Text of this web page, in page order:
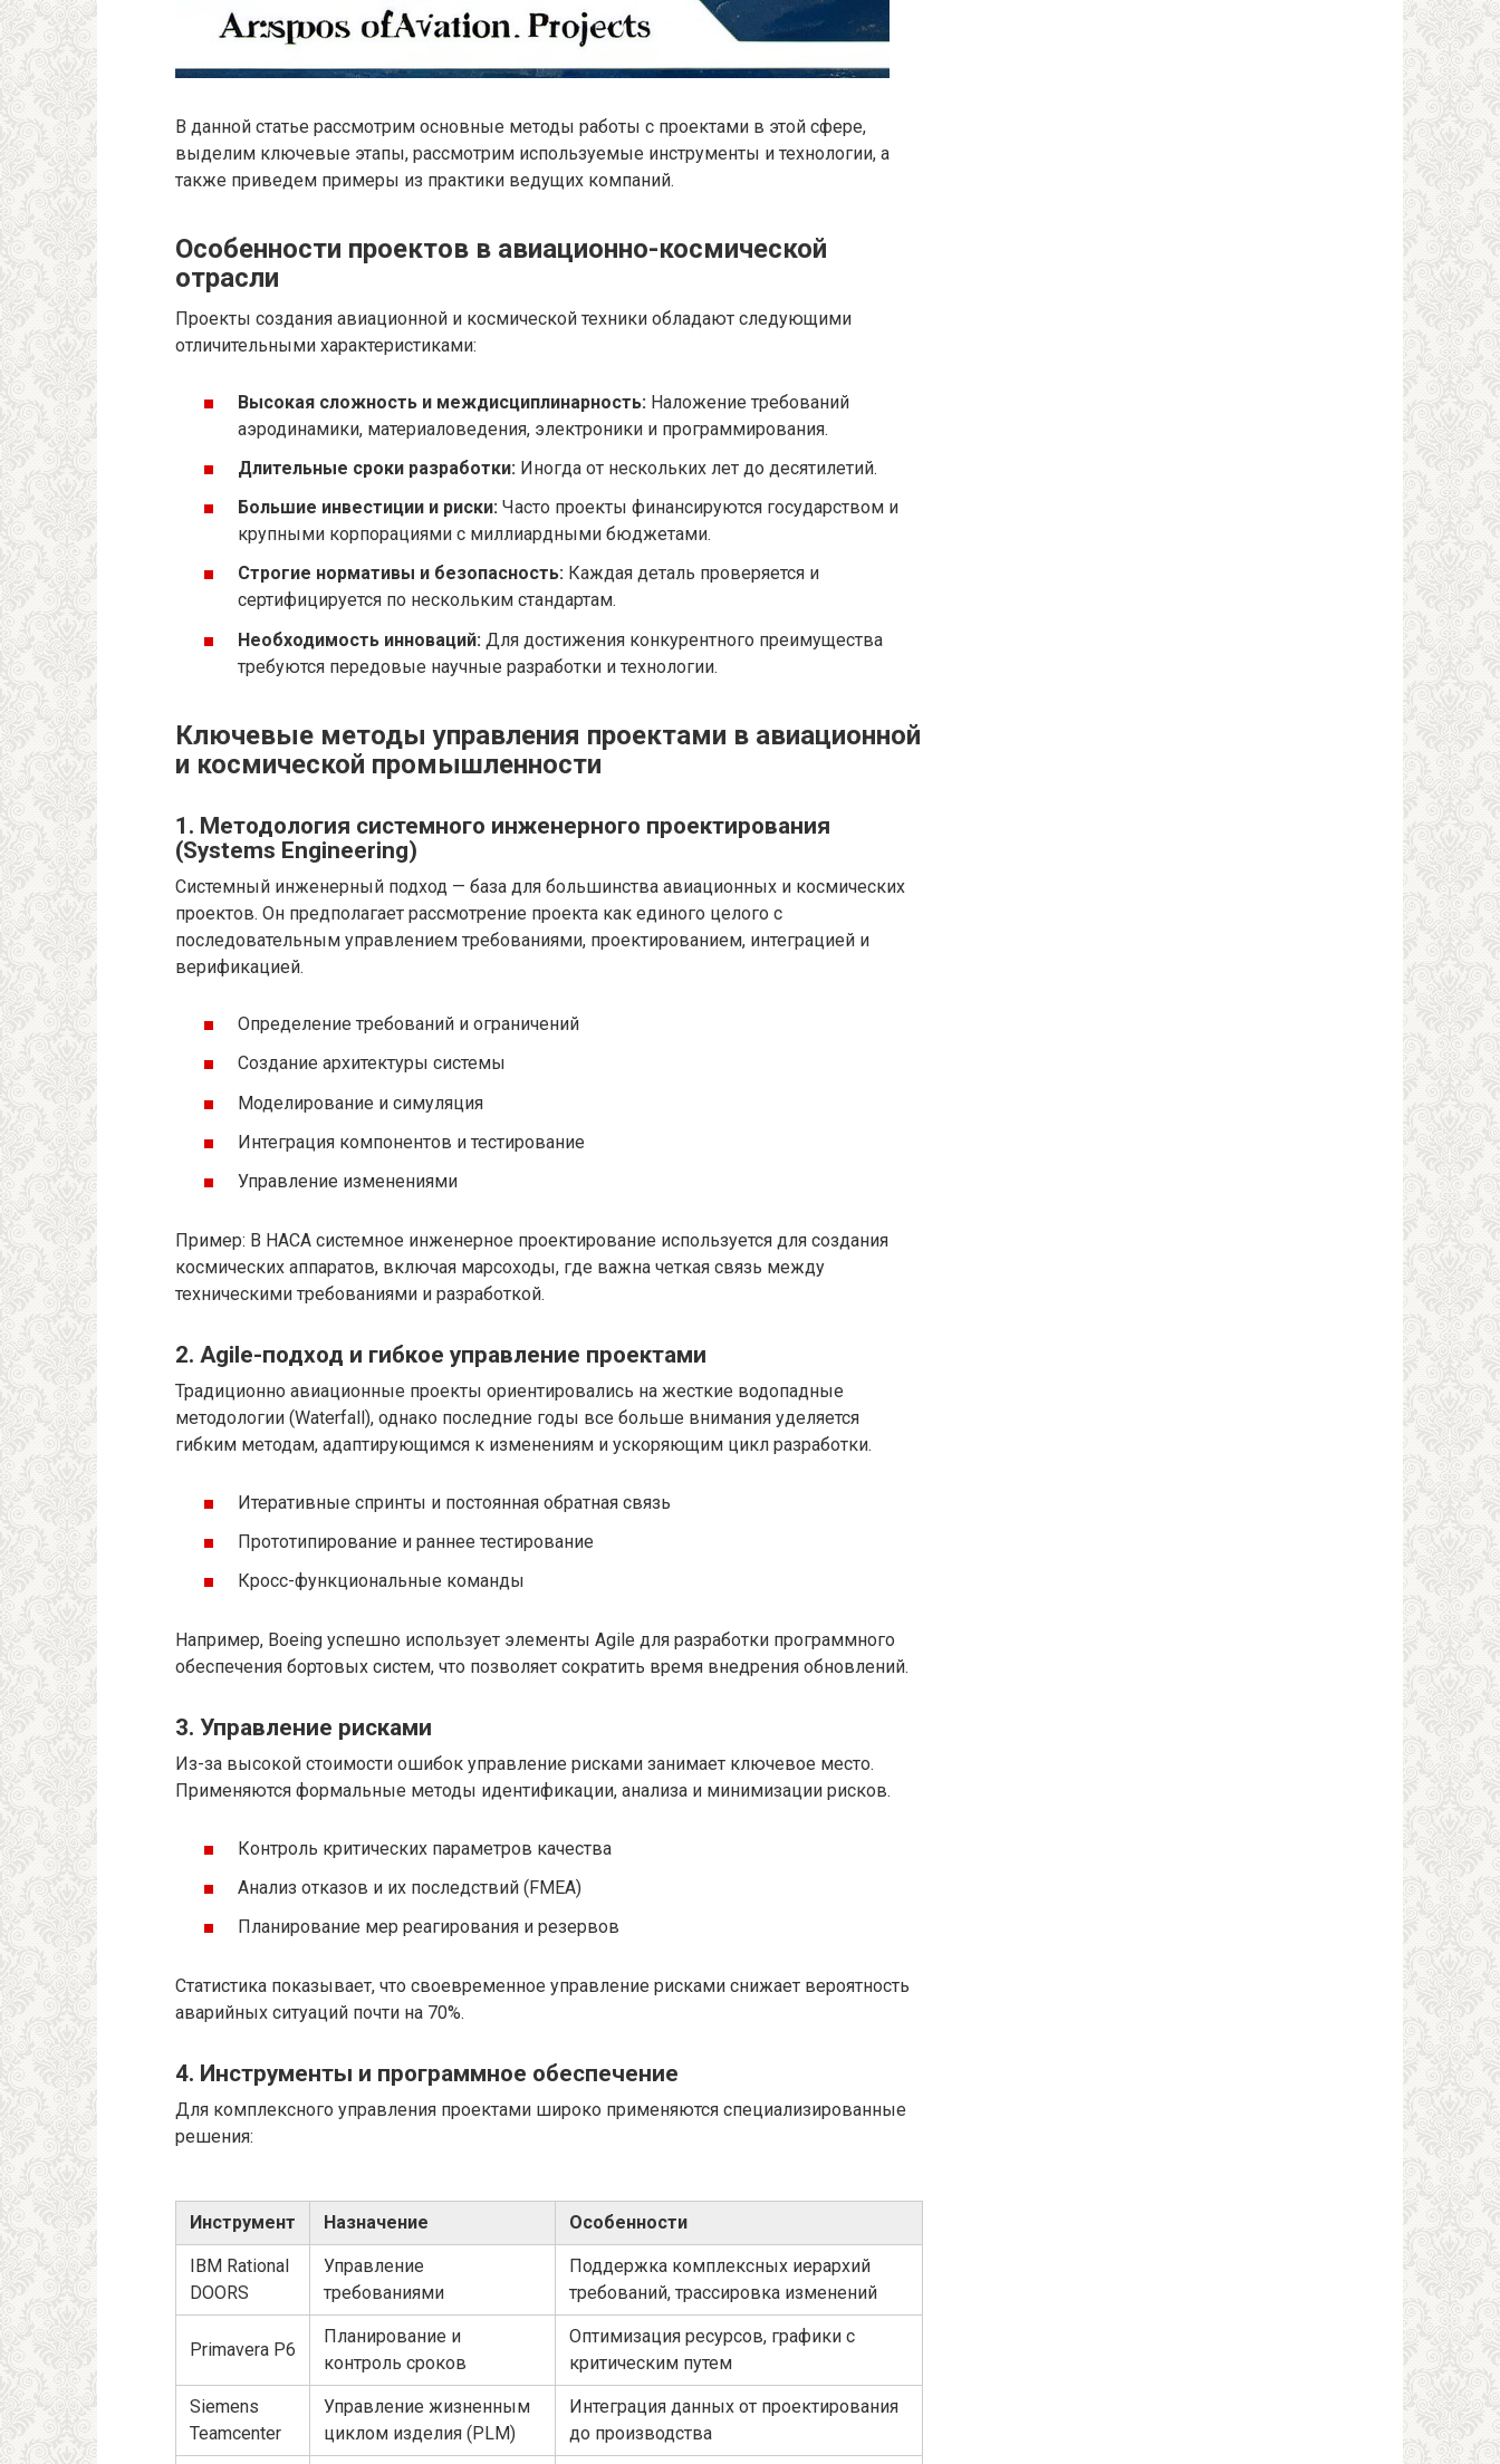
В данной статье рассмотрим основные методы работы с проектами в этой сфере,
выделим ключевые этапы, рассмотрим используемые инструменты и технологии, а
также приведем примеры из практики ведущих компаний.
Особенности проектов в авиационно-космической
отрасли
Проекты создания авиационной и космической техники обладают следующими
отличительными характеристиками:
Высокая сложность и междисциплинарность: Наложение требований
аэродинамики, материаловедения, электроники и программирования.
Длительные сроки разработки: Иногда от нескольких лет до десятилетий.
Большие инвестиции и риски: Часто проекты финансируются государством и
крупными корпорациями с миллиардными бюджетами.
Строгие нормативы и безопасность: Каждая деталь проверяется и
сертифицируется по нескольким стандартам.
Необходимость инноваций: Для достижения конкурентного преимущества
требуются передовые научные разработки и технологии.
Ключевые методы управления проектами в авиационной
и космической промышленности
1. Методология системного инженерного проектирования
(Systems Engineering)
Системный инженерный подход — база для большинства авиационных и космических
проектов. Он предполагает рассмотрение проекта как единого целого с
последовательным управлением требованиями, проектированием, интеграцией и
верификацией.
Определение требований и ограничений
Создание архитектуры системы
Моделирование и симуляция
Интеграция компонентов и тестирование
Управление изменениями
Пример: В НАСА системное инженерное проектирование используется для создания
космических аппаратов, включая марсоходы, где важна четкая связь между
техническими требованиями и разработкой.
2. Agile-подход и гибкое управление проектами
Традиционно авиационные проекты ориентировались на жесткие водопадные
методологии (Waterfall), однако последние годы все больше внимания уделяется
гибким методам, адаптирующимся к изменениям и ускоряющим цикл разработки.
Итеративные спринты и постоянная обратная связь
Прототипирование и раннее тестирование
Кросс-функциональные команды
Например, Boeing успешно использует элементы Agile для разработки программного
обеспечения бортовых систем, что позволяет сократить время внедрения обновлений.
3. Управление рисками
Из-за высокой стоимости ошибок управление рисками занимает ключевое место.
Применяются формальные методы идентификации, анализа и минимизации рисков.
Контроль критических параметров качества
Анализ отказов и их последствий (FMEA)
Планирование мер реагирования и резервов
Статистика показывает, что своевременное управление рисками снижает вероятность
аварийных ситуаций почти на 70%.
4. Инструменты и программное обеспечение
Для комплексного управления проектами широко применяются специализированные
решения:
Инструмент Назначение Особенности
IBM Rational
DOORS
Управление
требованиями
Поддержка комплексных иерархий
требований, трассировка изменений
Primavera P6
Планирование и
контроль сроков
Оптимизация ресурсов, графики с
критическим путем
Siemens
Teamcenter
Управление жизненным
циклом изделия (PLM)
Интеграция данных от проектирования
до производства